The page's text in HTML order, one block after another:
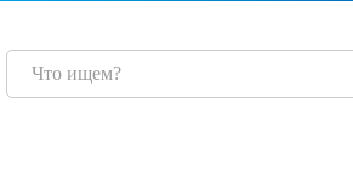
Техподдержка